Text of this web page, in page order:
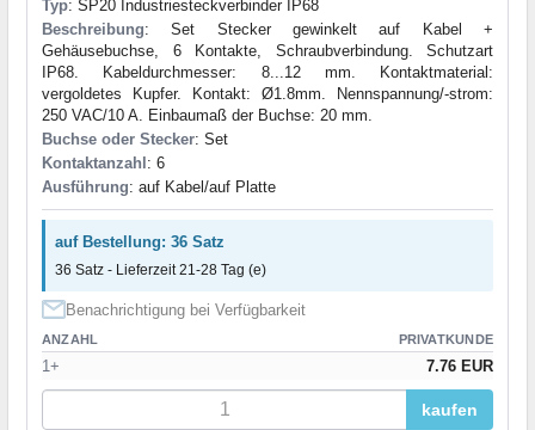
Typ: SP20 Industriesteckverbinder IP68
Beschreibung: Set Stecker gewinkelt auf Kabel +
Gehäusebuchse, 6 Kontakte, Schraubverbindung. Schutzart
IP68. Kabeldurchmesser: 8...12 mm. Kontaktmaterial:
vergoldetes Kupfer. Kontakt: Ø1.8mm. Nennspannung/-strom:
250 VAC/10 A. Einbaumaß der Buchse: 20 mm.
Buchse oder Stecker: Set
Kontaktanzahl : 6
Ausführung: auf Kabel/auf Platte
auf Bestellung: 36 Satz
36 Satz - Lieferzeit 21-28 Tag (e)
Benachrichtigung bei Verfügbarkeit
ANZAHL PRIVATKUNDE
1+ 7.76 EUR
kaufen